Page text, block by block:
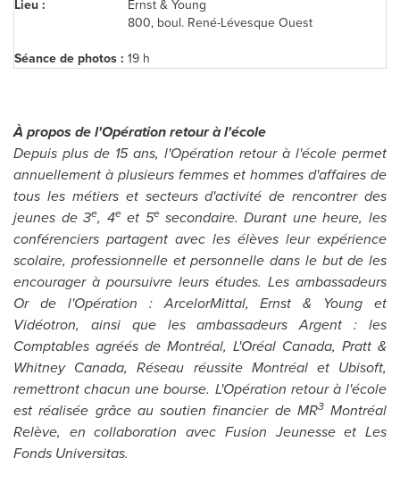
Lieu :
Ernst & Young
800, boul. René-Lévesque Ouest
Séance de photos : 19 h
À propos de l'Opération retour àl'école
Depuis plus de 15 ans, l'Opération retour à l'école permet
annuellement à plusieurs femmes et hommes d'affaires de
tous les métiers et secteurs d'activité de rencontrer des
jeunes de 3e, 4eet 5e secondaire. Durant une heure, les
conférenciers partagent avec les élèves leur expérience
scolaire, professionnelle et personnelle dans le but de les
encourager à poursuivre leurs études. Les ambassadeurs
Or de l'Opération : ArcelorMittal, Ernst & Young et
Vidéotron, ainsi que les ambassadeurs Argent : les
Comptables agréés de Montréal, L'Oréal Canada, Pratt &
Whitney Canada, Réseau réussite Montréal et Ubisoft,
remettront chacun une bourse. L'Opération retour à l'école
est réalisée grâce au soutien financier de MR3Montréal
Relève, en collaboration avec Fusion Jeunesse et Les
Fonds Universitas.